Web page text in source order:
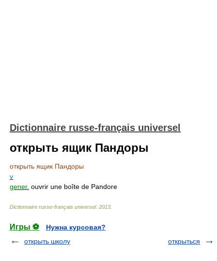
Dictionnaire russe-français universel
открыть ящик Пандоры
открыть ящик Пандоры
v
gener. ouvrir une boîte de Pandore
Dictionnaire russe-français universel. 2013
Игры ⚽
Нужна курсовая?
открыть школу
открыться